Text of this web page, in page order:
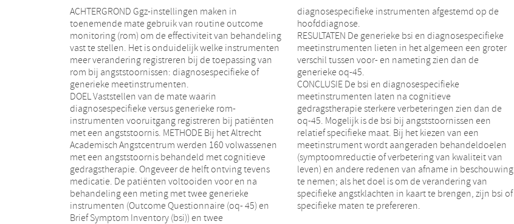
ACHTERGROND Ggz-instellingen maken in
toenemende mate gebruik van routine outcome
monitoring (rom) om de effectiviteit van behandeling
vast te stellen. Het is onduidelijk welke instrumenten
meer verandering registreren bij de toepassing van
rom bij angststoornissen: diagnosespecifieke of
generieke meetinstrumenten.
DOEL Vaststellen van de mate waarin
diagnosespecifieke versus generieke rom-
instrumenten vooruitgang registreren bij patiënten
met een angststoornis. METHODE Bij het Altrecht
Academisch Angstcentrum werden 160 volwassenen
met een angststoornis behandeld met cognitieve
gedragstherapie. Ongeveer de helft ontving tevens
medicatie. De patiënten voltooiden voor en na
behandeling een meting met twee generieke
instrumenten (Outcome Questionnaire (oq- 45) en
Brief Symptom Inventory (bsi)) en twee
diagnosespecifieke instrumenten afgestemd op de
hoofddiagnose.
RESULTATEN De generieke bsi en diagnosespecifieke
meetinstrumenten lieten in het algemeen een groter
verschil tussen voor- en nameting zien dan de
generieke oq-45.
CONCLUSIE De bsi en diagnosespecifieke
meetinstrumenten laten na cognitieve
gedragstherapie sterkere verbeteringen zien dan de
oq-45. Mogelijk is de bsi bij angststoornissen een
relatief specifieke maat. Bij het kiezen van een
meetinstrument wordt aangeraden behandeldoelen
(symptoomreductie of verbetering van kwaliteit van
leven) en andere redenen van afname in beschouwing
te nemen; als het doel is om de verandering van
specifieke angstklachten in kaart te brengen, zijn bsi of
specifieke maten te prefereren.